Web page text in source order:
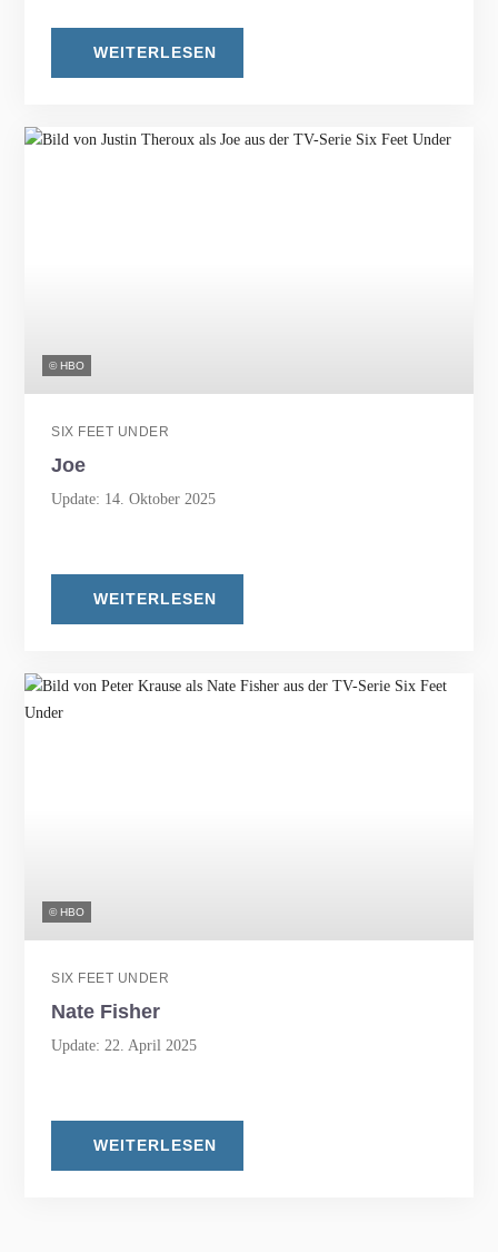
WEITERLESEN
© HBO
SIX FEET UNDER
Joe
Update: 14. Oktober 2025
WEITERLESEN
© HBO
SIX FEET UNDER
Nate Fisher
Update: 22. April 2025
WEITERLESEN